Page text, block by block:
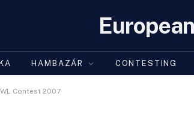
HAMBAZÁR CONTESTING
Contest 2007